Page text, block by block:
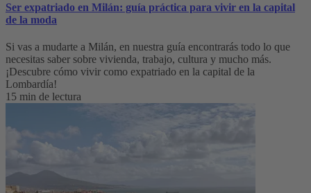
Ser expatriado en Milán: guía práctica para vivir en la capital
de la moda
Si vas a mudarte a Milán, en nuestra guía encontrarás todo lo que
necesitas saber sobre vivienda, trabajo, cultura y mucho más.
¡Descubre cómo vivir como expatriado en la capital de la
Lombardía!
15 min de lectura